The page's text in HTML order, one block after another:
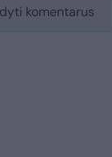
komentarus